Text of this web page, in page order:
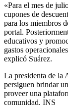
«Para el mes de
cupones de
para los miembros
portal.
educativos y
gastos
explicó Suárez.
La presidenta de la
persiguen brindar
proveer una
comunidad. INS